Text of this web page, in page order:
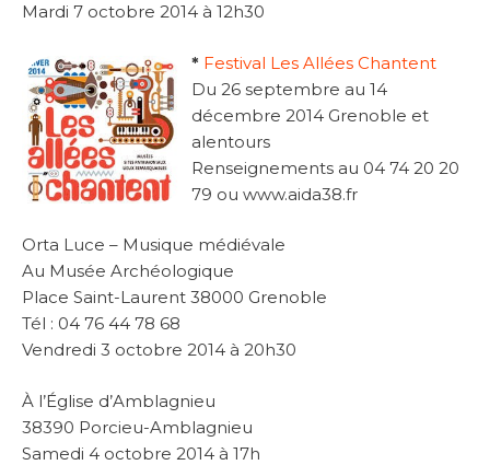
Mardi 7 octobre 2014 à 12h30
* Festival Les Allées Chantent
Du 26 septembre au 14
décembre 2014 Grenoble et
alentours
Renseignements au 04 74 20 20
79 ou www.aida38.fr
Orta Luce – Musique médiévale
Au Musée Archéologique
Place Saint-Laurent 38000 Grenoble
Tél : 04 76 44 78 68
Vendredi 3 octobre 2014 à 20h30
À l’Église d’Amblagnieu
38390 Porcieu-Amblagnieu
Samedi 4 octobre 2014 à 17h